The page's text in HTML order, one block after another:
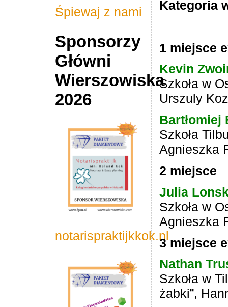
Śpiewaj z nami
Sponsorzy
Główni
Wierszowiska
2026
notarispraktijkkok.nl
Kategoria
1 miejsce
Kevin
Szkoła w
Urszuly
Bartłomiej
Szkoła
Agnieszka
2 miejsce
Julia
Szkoła w
Agnieszka
3 miejsce
Nathan
Szkoła w
żabki”,